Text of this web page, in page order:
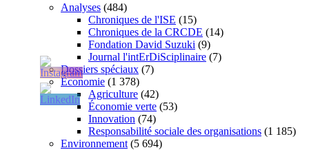
Analyses (484)
Chroniques de l'ISE (15)
Chroniques de la CRCDE (14)
Fondation David Suzuki (9)
Journal l'intErDiSciplinaire (7)
Dossiers spéciaux (7)
Économie (1 378)
Agriculture (42)
Économie verte (53)
Innovation (74)
Responsabilité sociale des organisations (1 185)
Environnement (5 694)